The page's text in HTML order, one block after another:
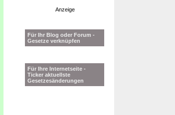
Anzeige
Für Ihr Blog oder Forum -
Gesetze verknüpfen
Für Ihre Internetseite -
Ticker aktuellste
Gesetzesänderungen